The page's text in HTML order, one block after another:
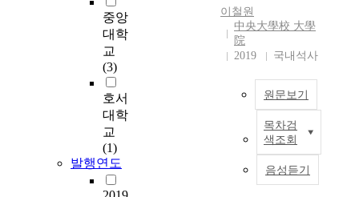
중앙
대학
교
(3)
호서
대학
교
(1)
발행연도
이철원
中央大學校 大學
院
2019
국내석사
원문보기
목차검
색조회
음성듣기